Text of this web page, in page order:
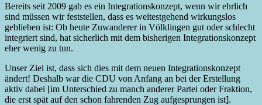
Bereits seit 2009 gab es ein Integrationskonzept, wenn wir ehrlich
sind müssen wir feststellen, dass es weitestgehend wirkungslos
geblieben ist: Ob heute Zuwanderer in Völklingen gut oder schlecht
integriert sind, hat sicherlich mit dem bisherigen Integrationskonzept
eher wenig zu tun.
Unser Ziel ist, dass sich dies mit dem neuen Integrationskonzept
ändert! Deshalb war die CDU von Anfang an bei der Erstellung
aktiv dabei [im Unterschied zu manch anderer Partei oder Fraktion,
die erst spät auf den schon fahrenden Zug aufgesprungen ist].